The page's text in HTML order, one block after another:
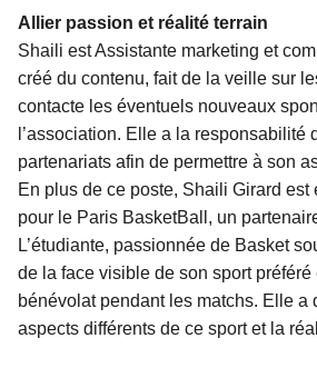
Allier passion et réalité terrain
Shaili est Assistante marketing et
créé du contenu, fait de la veille sur
contacte les éventuels nouveaux
l’association. Elle a la responsabilité
partenariats afin de permettre à son
En plus de ce poste, Shaili Girard
pour le Paris BasketBall, un
L’étudiante, passionnée de Basket
de la face visible de son sport préféré
bénévolat pendant les matchs. Elle a
aspects différents de ce sport et la